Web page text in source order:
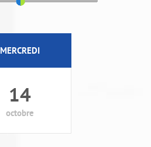
MERCREDI
14
octobre